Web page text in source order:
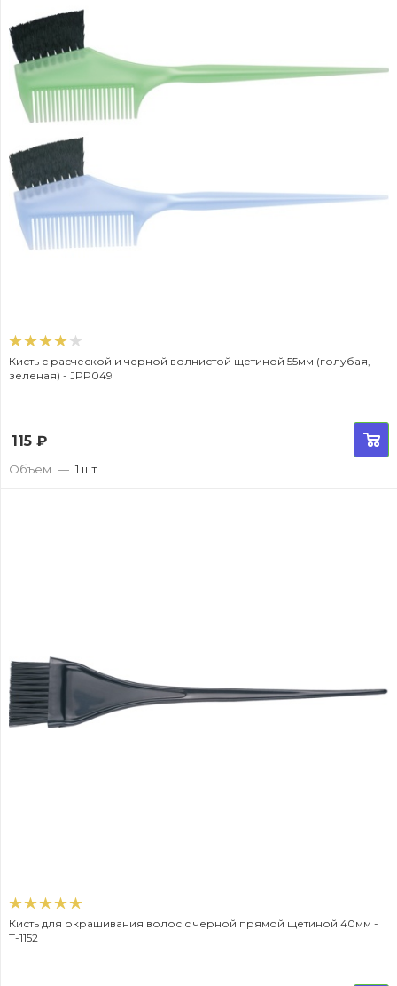
Кисть с расческой и черной волнистой щетиной 55мм (голубая,
зеленая) - JPP049
115 ₽
Объем — 1 шт
Кисть для окрашивания волос с черной прямой щетиной 40мм -
T-1152